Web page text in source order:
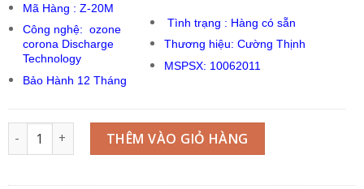
Mã Hàng : Z-20M
Công nghệ: ozone
corona Discharge
Technology
Bảo Hành 12 Tháng
Tình trạng : Hàng có sẵn
Thương hiệu: Cường Thịnh
MSPSX: 10062011
Máy Ozone khử mùi Công nghiệp Z20M số lượng
THÊM VÀO GIỎ HÀNG